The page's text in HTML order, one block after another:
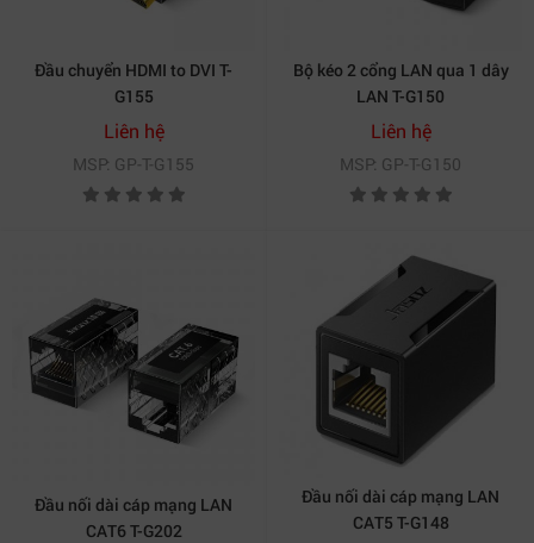
Đầu chuyển HDMI to DVI T-
G155
Liên hệ
MSP: GP-T-G155
Bộ kéo 2 cổng LAN qua 1 dây
LAN T-G150
Liên hệ
MSP: GP-T-G150
Đầu nối dài cáp mạng LAN
CAT6 T-G202
Đầu nối dài cáp mạng LAN
CAT5 T-G148